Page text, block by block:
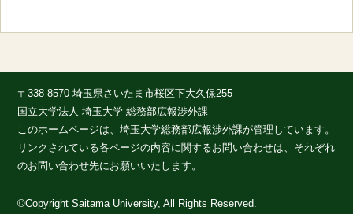
このホームページは、埼玉大学総務部広報渉外課が管理しています。
リンクされている各ページの内容に関するお問い合わせは、それぞれ
のお問い合わせ先にお願いいたします。
©Copyright Saitama University, All Rights Reserved.
〒338-8570 埼玉県さいたま市桜区下大久保255
国立大学法人 埼玉大学 総務部広報渉外課